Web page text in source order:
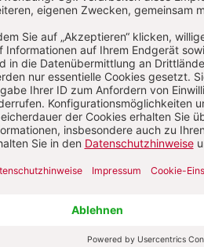
Herausgeber
Joachim Schmiedl (1958-2021),
für Mittlere und Neue
an der Theologischen Fakultät
Fakultätertags.